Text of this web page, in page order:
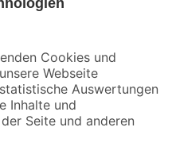
Aktionen mehr verpassen!